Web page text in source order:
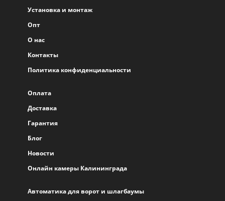
Установка и монтаж
Опт
О нас
Контакты
Политика конфиденциальности
Оплата
Доставка
Гарантия
Блог
Новости
Онлайн камеры Калининграда
Автоматика для ворот и шлагбаумы